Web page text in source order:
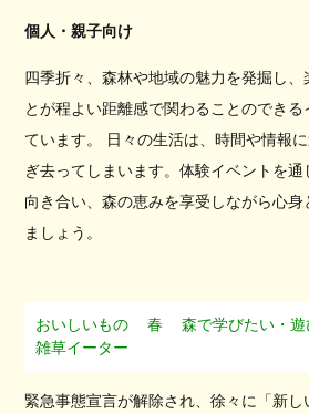
個人・親子向け
四季折々、森林や地域の魅力を発掘し、
とが程よい距離感で関わることのできる
ています。 日々の生活は、時間や情報
ぎ去ってしまいます。体験イベントを
向き合い、森の恵みを享受しながら心身
ましょう。
おいしいもの 春 森で学びたい・遊
雑草イーター
緊急事態宣言が解除され、徐々に「新し